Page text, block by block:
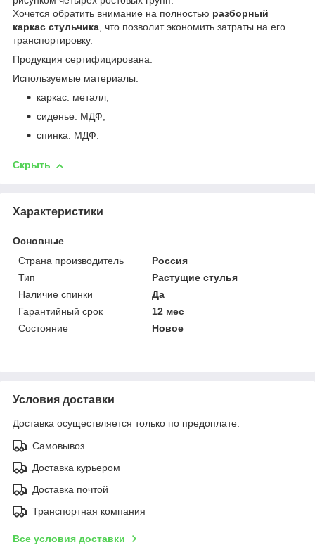
Хочется обратить внимание на полностью разборный
каркас стульчика, что позволит экономить затраты на его
транспортировку.
Продукция сертифицирована.
Используемые материалы:
каркас: металл;
сиденье: МДФ;
спинка: МДФ.
Скрыть
Характеристики
Основные
Страна производитель
Россия
Тип
Растущие стулья
Наличие спинки
Да
Гарантийный срок
12 мес
Состояние
Новое
Условия доставки
Доставка осуществляется только по предоплате.
Самовывоз
Доставка курьером
Доставка почтой
Транспортная компания
Все условия доставки